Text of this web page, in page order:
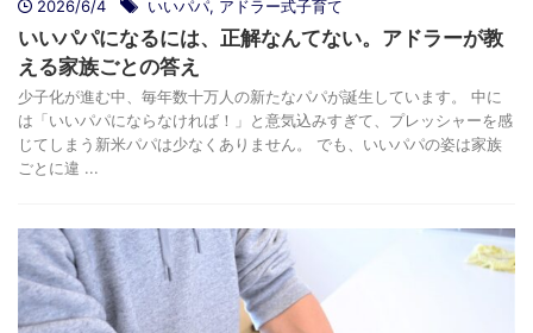
2026/6/4 いいパパ, アドラー式子育て
いいパパになるには、正解なんてない。アドラーが教
える家族ごとの答え
少子化が進む中、毎年数十万人の新たなパパが誕生しています。 中に
は「いいパパにならなければ！」と意気込みすぎて、プレッシャーを感
じてしまう新米パパは少なくありません。 でも、いいパパの姿は家族
ごとに違 ...